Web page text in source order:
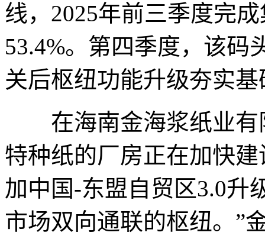
线，2025年前三季度完
53.4%。第四季度，该码
关后枢纽功能升级夯实基
在海南金海浆纸业有
特种纸的厂房正在加快
加中国-东盟自贸区3.0升
市场双向通联的枢纽。”